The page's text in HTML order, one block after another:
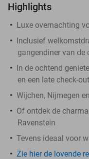
Highlights
Luxe overnachting
Inclusief
gangendiner van de
In de ochtend
en een late check-out
Wijchen, Nijmegen
Of ontdek de
Ravenstein
Tevens ideaal voor
Zie hier de lovende